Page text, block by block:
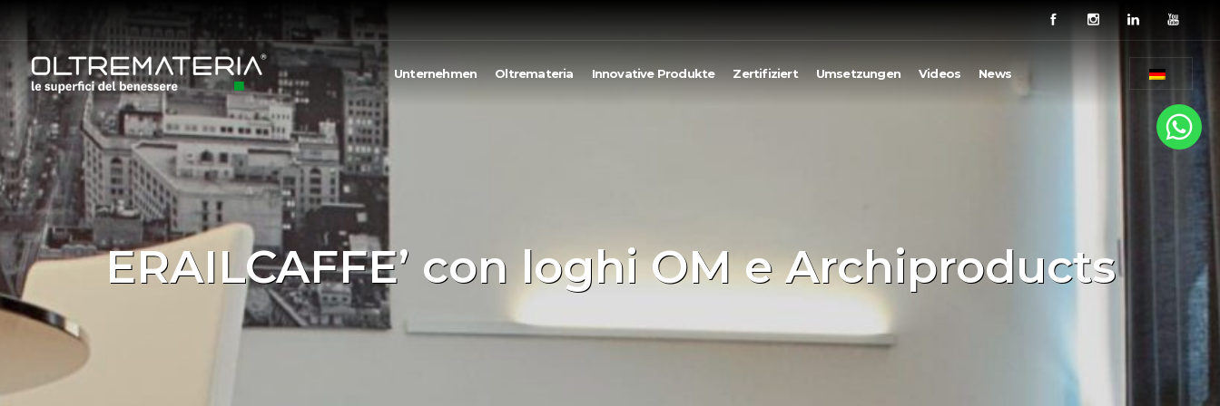
Unternehmen Oltremateria Innovative Produkte Zertifiziert Umsetzungen Videos News
ERAILCAFFE’ con loghi OM e Archiproducts